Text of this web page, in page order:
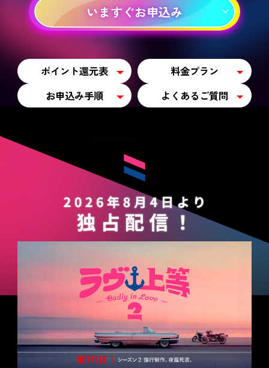
いますぐお申込み
ポイント還元表
料金プラン
お申込み手順
よくあるご質問